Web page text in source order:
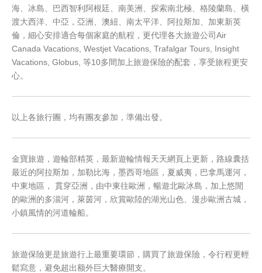
海、冰島、巴西智利阿根廷、南美洲、探索南北極、格陵蘭島、橫
渡大西洋、中亞，亞洲、澳紐、南太平洋、阿拉斯加、加東新英
倫，細心安排適合每個家庭的航程，更代理各大旅遊公司Air
Canada Vacations, Westjet Vacations, Trafalgar Tours, Insight
Vacations, Globus, 等10多間加上旅遊保險的配套，享受旅程更安
心。
以上各旅行團，均有團友參加，準備出發。
金寶旅遊，遊輪部精英，最新遊輪情報天天網頁上更新，路線囊括
最近的阿拉斯加，加勒比海，墨西哥地區，夏威夷，巴拿馬運河，
中東地區， 貫穿亞洲，由中東往歐洲，暢遊北歐冰島，加上悠閒
的歐洲的多淄河，萊茵河，欣賞歐陸的湖光山色、漫步歐洲古城，
小鎮風情的河道輪船。
旅遊保險更是旅遊行上最重要環節，購買了旅遊保險，令行程更輕
鬆寫意，避免超出额外巨大醫療開支。